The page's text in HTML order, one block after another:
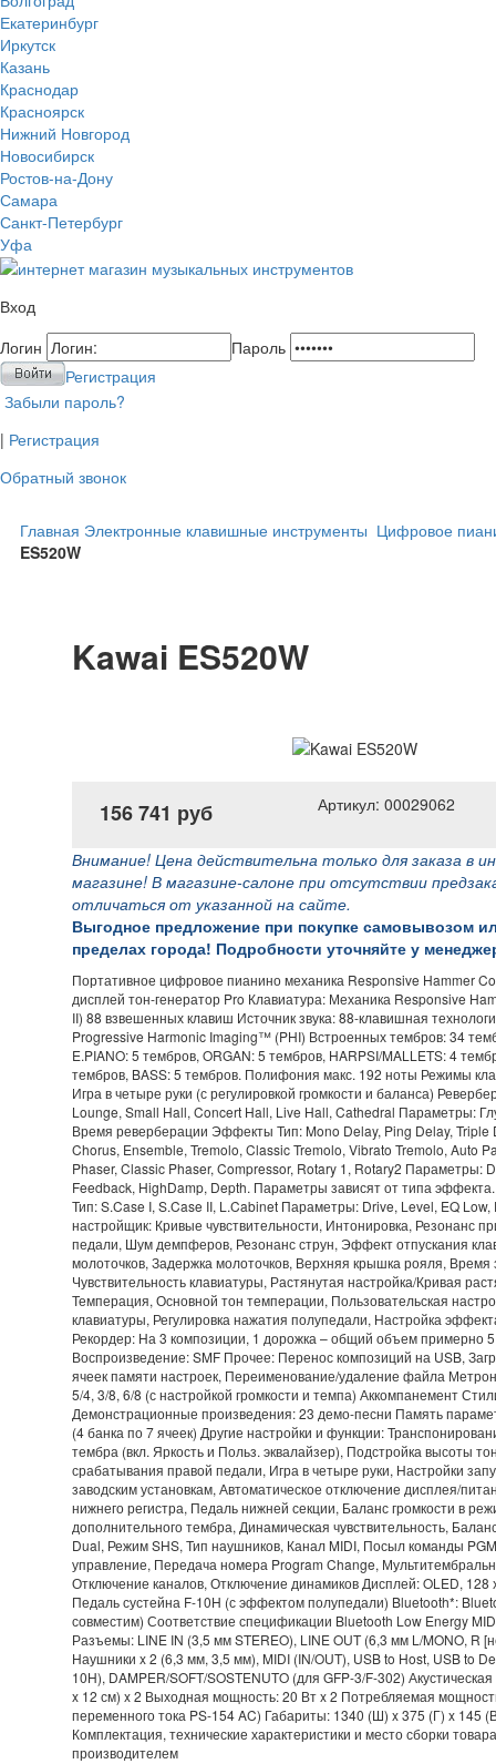
Екатеринбург
Иркутск
Казань
Краснодар
Красноярск
Нижний Новгород
Новосибирск
Ростов-на-Дону
Самара
Санкт-Петербург
Уфа
Вход
Логин
Пароль
Регистрация
Забыли пароль?
| Регистрация
Обратный звонок
Главная Электронные клавишные инструменты Цифровое
ES520W
Kawai ES520W
156 741 руб Артикул: 00029062
Внимание! Цена действительна только для заказа в
магазине! В магазине-салоне при отсутствии
отличаться от указанной на сайте.
Выгодное предложение при покупке самовывозом
пределах города! Подробности уточняйте у
Портативное цифровое пианино механика Responsive Hammer
дисплей тон-генератор Pro Клавиатура: Механика Responsive
II) 88 взвешенных клавиш Источник звука: 88-клавишная
Progressive Harmonic Imaging™ (PHI) Встроенных тембров: 34
E.PIANO: 5 тембров, ORGAN: 5 тембров, HARPSI/MALLETS: 4
тембров, BASS: 5 тембров. Полифония макс. 192 ноты Режимы
Игра в четыре руки (с регулировкой громкости и баланса)
Lounge, Small Hall, Concert Hall, Live Hall, Cathedral Параметры:
Время реверберации Эффекты Тип: Mono Delay, Ping Delay, Triple
Chorus, Ensemble, Tremolo, Classic Tremolo, Vibrato Tremolo, Auto
Phaser, Classic Phaser, Compressor, Rotary 1, Rotary2 Параметры:
Feedback, HighDamp, Depth. Параметры зависят от типа
Тип: S.Case I, S.Case II, L.Cabinet Параметры: Drive, Level, EQ
настройщик: Кривые чувствительности, Интонировка, Резонанс
педали, Шум демпферов, Резонанс струн, Эффект отпускания
молоточков, Задержка молоточков, Верхняя крышка рояля, Время
Чувствительность клавиатуры, Растянутая настройка/Кривая
Темперация, Основной тон темперации, Пользовательская
клавиатуры, Регулировка нажатия полупедали, Настройка
Рекордер: На 3 композиции, 1 дорожка – общий объем примерно
Воспроизведение: SMF Прочее: Перенос композиций на USB,
ячеек памяти настроек, Переименование/удаление файла
5/4, 3/8, 6/8 (с настройкой громкости и темпа) Аккомпанемент
Демонстрационные произведения: 23 демо-песни Память
(4 банка по 7 ячеек) Другие настройки и функции:
тембра (вкл. Яркость и Польз. эквалайзер), Подстройка высоты
срабатывания правой педали, Игра в четыре руки, Настройки
заводским установкам, Автоматическое отключение дисплея/
нижнего регистра, Педаль нижней секции, Баланс громкости в
дополнительного тембра, Динамическая чувствительность,
Dual, Режим SHS, Тип наушников, Канал MIDI, Посыл команды
управление, Передача номера Program Change,
Отключение каналов, Отключение динамиков Дисплей: OLED, 128
Педаль сустейна F-10H (с эффектом полупедали) Bluetooth*:
совместим) Соответствие спецификации Bluetooth Low Energy
Разъемы: LINE IN (3,5 мм STEREO), LINE OUT (6,3 мм L/MONO, R
Наушники x 2 (6,3 мм, 3,5 мм), MIDI (IN/OUT), USB to Host, USB to
10H), DAMPER/SOFT/SOSTENUTO (для GFP-3/F-302)
x 12 см) x 2 Выходная мощность: 20 Вт x 2 Потребляемая
переменного тока PS-154 AC) Габариты: 1340 (Ш) x 375 (Г) x 145
Комплектация, технические характеристики и место сборки
производителем